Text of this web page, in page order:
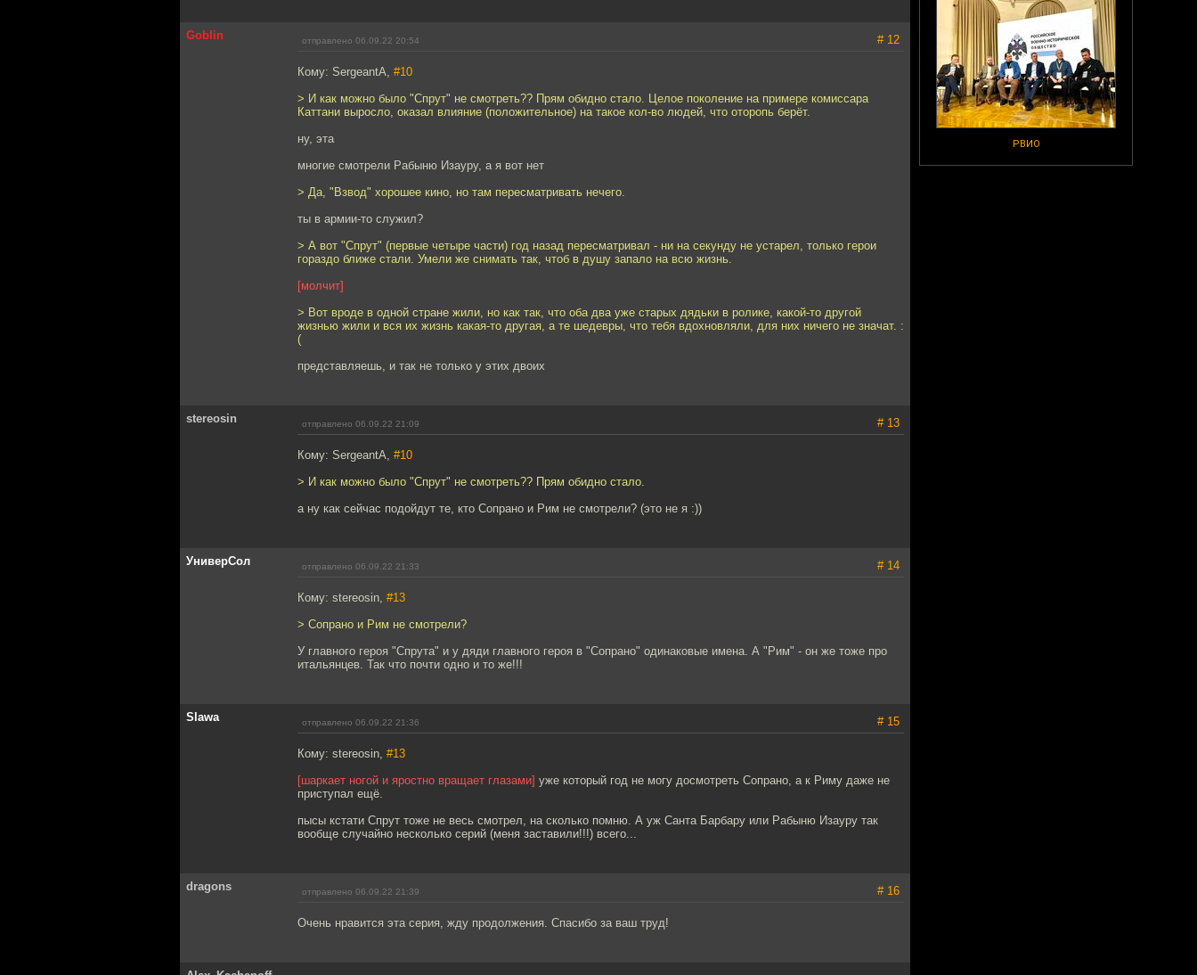
РВИО
Goblin отправлено 06.09.22 20:54 # 12
Кому: SergeantA, #10
> И как можно было "Спрут" не смотреть?? Прям обидно стало. Целое поколение на примере комиссара
Каттани выросло, оказал влияние (положительное) на такое кол-во людей, что оторопь берёт.
ну, эта
многие смотрели Рабыню Изауру, а я вот нет
> Да, "Взвод" хорошее кино, но там пересматривать нечего.
ты в армии-то служил?
> А вот "Спрут" (первые четыре части) год назад пересматривал - ни на секунду не устарел, только герои
гораздо ближе стали. Умели же снимать так, чтоб в душу запало на всю жизнь.
[молчит]
> Вот вроде в одной стране жили, но как так, что оба два уже старых дядьки в ролике, какой-то другой
жизнью жили и вся их жизнь какая-то другая, а те шедевры, что тебя вдохновляли, для них ничего не значат. :
(
представляешь, и так не только у этих двоих
stereosin отправлено 06.09.22 21:09 # 13
Кому: SergeantA, #10
> И как можно было "Спрут" не смотреть?? Прям обидно стало.
а ну как сейчас подойдут те, кто Сопрано и Рим не смотрели? (это не я :))
УниверСол отправлено 06.09.22 21:33 # 14
Кому: stereosin, #13
> Сопрано и Рим не смотрели?
У главного героя "Спрута" и у дяди главного героя в "Сопрано" одинаковые имена. А "Рим" - он же тоже про
итальянцев. Так что почти одно и то же!!!
Slawa отправлено 06.09.22 21:36 # 15
Кому: stereosin, #13
[шаркает ногой и яростно вращает глазами] уже который год не могу досмотреть Сопрано, а к Риму даже не
приступал ещё.
пысы кстати Спрут тоже не весь смотрел, на сколько помню. А уж Санта Барбару или Рабыню Изауру так
вообще случайно несколько серий (меня заставили!!!) всего...
dragons отправлено 06.09.22 21:39 # 16
Очень нравится эта серия, жду продолжения. Спасибо за ваш труд!